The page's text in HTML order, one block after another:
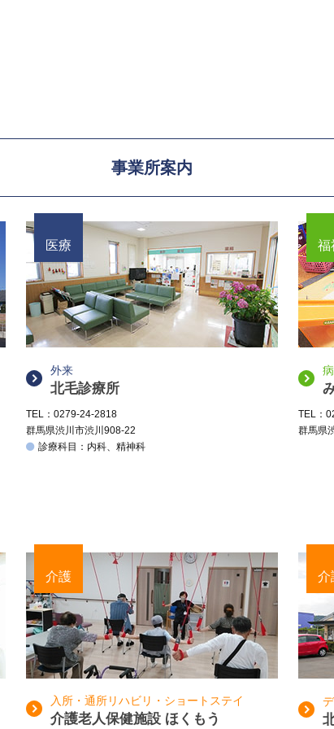
事業所案内
医療
外来
北毛診療所
TEL：0279-24-2818
群馬県渋川市渋川908-22
診療科目：内科、精神科
福
TEL：
群馬県
介護
入所・通所リハビリ・ショートステイ
介護老人保健施設 ほくもう
介